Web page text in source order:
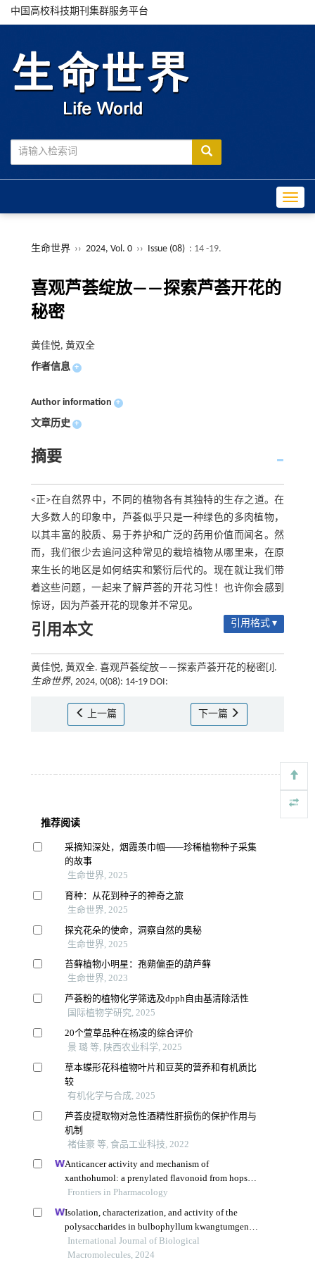
中国高校科技期刊集群服务平台
生命世界 ›› 2024, Vol. 0 ›› Issue (08) : 14 -19.
喜观芦荟绽放——探索芦荟开花的
秘密
黄佳悦, 黄双全
作者信息 +
Author information +
文章历史 +
摘要
<正>在自然界中，不同的植物各有其独特的生存之道。在
大多数人的印象中，芦荟似乎只是一种绿色的多肉植物，
以其丰富的胶质、易于养护和广泛的药用价值而闻名。然
而，我们很少去追问这种常见的栽培植物从哪里来，在原
来生长的地区是如何结实和繁衍后代的。现在就让我们带
着这些问题，一起来了解芦荟的开花习性！也许你会感到
惊讶，因为芦荟开花的现象并不常见。
引用本文 引用格式 ▾
黄佳悦, 黄双全. 喜观芦荟绽放——探索芦荟开花的秘密[J].
生命世界, 2024, 0(08): 14-19 DOI:
上一篇 下一篇